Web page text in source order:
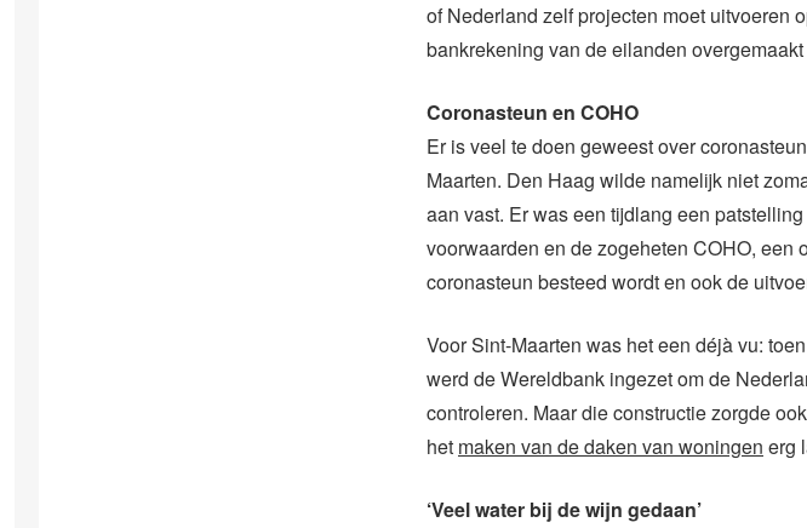
of Nederland zelf projecten moet uitvoeren
bankrekening van de eilanden
Coronasteun en COHO
Er is veel te doen geweest over
Maarten. Den Haag wilde namelijk niet
aan vast. Er was een tijdlang een
voorwaarden en de zogeheten COHO, een
coronasteun besteed wordt en ook de
Voor Sint-Maarten was het een déjà vu:
werd de Wereldbank ingezet om de
controleren. Maar die constructie zorgde
het maken van de daken van woningen erg
‘Veel water bij de wijn gedaan’